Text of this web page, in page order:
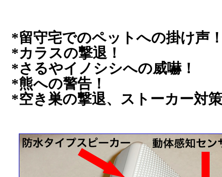
*留守宅でのペットへの掛け声
*カラスの撃退！
*さるやイノシシへの威嚇！
*熊への警告！
*空き巣の撃退、ストーカー対